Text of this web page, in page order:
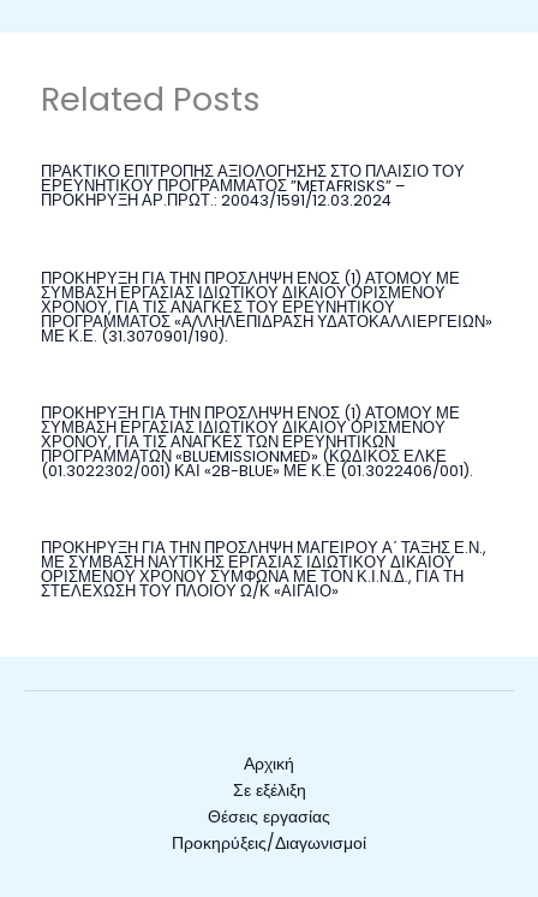
Related Posts
ΠΡΑΚΤΙΚΟ ΕΠΙΤΡΟΠΗΣ ΑΞΙΟΛΟΓΗΣΗΣ ΣΤΟ ΠΛΑΙΣΙΟ ΤΟΥ
ΕΡΕΥΝΗΤΙΚΟΥ ΠΡΟΓΡΑΜΜΑΤΟΣ ”METAFRISKS” –
ΠΡΟΚΗΡΥΞΗ ΑΡ.ΠΡΩΤ.: 20043/1591/12.03.2024
ΠΡΟΚΗΡΥΞΗ ΓΙΑ ΤΗΝ ΠΡΟΣΛΗΨΗ ΕΝΟΣ (1) ΑΤΟΜΟΥ ΜΕ
ΣΥΜΒΑΣΗ ΕΡΓΑΣΙΑΣ ΙΔΙΩΤΙΚΟΥ ΔΙΚΑΙΟΥ ΟΡΙΣΜΕΝΟΥ
ΧΡΟΝΟΥ, ΓΙΑ ΤΙΣ ΑΝΑΓΚΕΣ ΤΟΥ ΕΡΕΥΝΗΤΙΚΟΥ
ΠΡΟΓΡΑΜΜΑΤΟΣ «ΑΛΛΗΛΕΠΙΔΡΑΣΗ ΥΔΑΤΟΚΑΛΛΙΕΡΓΕΙΩΝ»
ΜΕ Κ.Ε. (31.3070901/190).
ΠΡΟΚΗΡΥΞΗ ΓΙΑ ΤΗΝ ΠΡΟΣΛΗΨΗ ΕΝΟΣ (1) ΑΤΟΜΟΥ ΜΕ
ΣΥΜΒΑΣΗ ΕΡΓΑΣΙΑΣ ΙΔΙΩΤΙΚΟΥ ΔΙΚΑΙΟΥ ΟΡΙΣΜΕΝΟΥ
ΧΡΟΝΟΥ, ΓΙΑ ΤΙΣ ΑΝΑΓΚΕΣ ΤΩΝ ΕΡΕΥΝΗΤΙΚΩΝ
ΠΡΟΓΡΑΜΜΑΤΩΝ «BLUEMISSIONMED» (ΚΩΔΙΚΟΣ ΕΛΚΕ
(01.3022302/001) ΚΑΙ «2B-BLUE» ΜΕ Κ.Ε (01.3022406/001).
ΠΡΟΚΗΡΥΞΗ ΓΙΑ ΤΗΝ ΠΡΟΣΛΗΨΗ ΜΑΓΕΙΡΟΥ Α΄ ΤΑΞΗΣ Ε.Ν.,
ΜΕ ΣΥΜΒΑΣΗ ΝΑΥΤΙΚΗΣ ΕΡΓΑΣΙΑΣ ΙΔΙΩΤΙΚΟΥ ΔΙΚΑΙΟΥ
ΟΡΙΣΜΕΝΟΥ ΧΡΟΝΟΥ ΣΥΜΦΩΝΑ ΜΕ ΤΟΝ Κ.Ι.Ν.Δ., ΓΙΑ ΤΗ
ΣΤΕΛΕΧΩΣΗ ΤΟΥ ΠΛΟΙΟΥ Ω/Κ «ΑΙΓΑΙΟ»
Αρχική
Σε εξέλιξη
Θέσεις εργασίας
Προκηρύξεις/Διαγωνισμοί